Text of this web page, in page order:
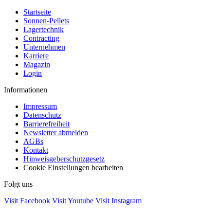
Startseite
Sonnen-Pellets
Lagertechnik
Contracting
Unternehmen
Karriere
Magazin
Login
Informationen
Impressum
Datenschutz
Barrierefreiheit
Newsletter abmelden
AGBs
Kontakt
Hinweisgeberschutzgesetz
Cookie Einstellungen bearbeiten
Folgt uns
Visit Facebook Visit Youtube Visit Instagram